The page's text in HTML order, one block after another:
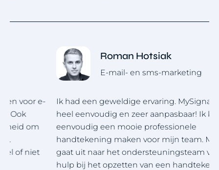
Roman Hotsiak
E-mail- en sms-marketing
Ik had een geweldige ervaring. MySignature is
heel eenvoudig en zeer aanpasbaar! Ik kan
eenvoudig een mooie professionele
handtekening maken voor mijn team. Mijn dank
gaat uit naar het ondersteuningsteam voor de
hulp bij het opzetten van een handtekening